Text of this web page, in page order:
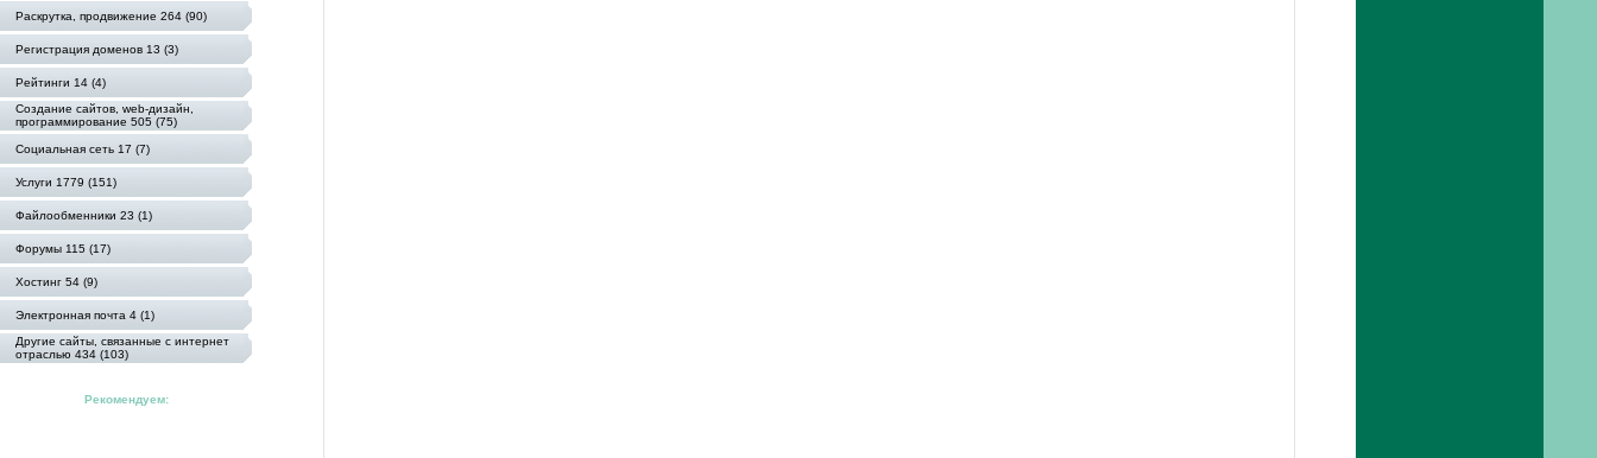
Раскрутка, продвижение 264 (90)
Регистрация доменов 13 (3)
Рейтинги 14 (4)
Создание сайтов, web-дизайн,
программирование 505 (75)
Социальная сеть 17 (7)
Услуги 1779 (151)
Файлообменники 23 (1)
Форумы 115 (17)
Хостинг 54 (9)
Электронная почта 4 (1)
Другие сайты, связанные с интернет
отраслью 434 (103)
Рекомендуем: